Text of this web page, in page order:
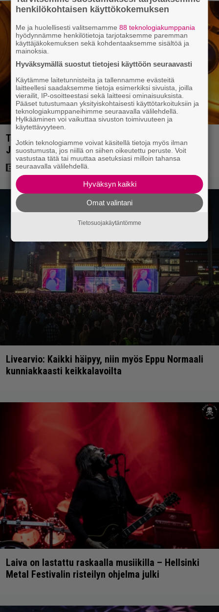
Tänään tv:ssä: Vuoden 2023 megaelokuva luottaa
Jason Stathamin karismaan
Livearvio: Kaikki häipyy, niin myös Eppu Normaali
kunniakkaasti keikkalavoilta
Laiva on lastattu raskaalla musiikilla – Hellsinki
Metal Festivalin risteilyn ohjelma julki
henkilökohtaisen käyttökokemuksen
Me ja huolellisesti valitsemamme88 teknologiakumppania
hyödynnämme henkilötietoja tarjotaksemme paremman
käyttäjäkokemuksen sekä kohdentaaksemme sisältöä ja
mainoksia.
Hyväksymällä suostut tietojesi käyttöön seuraavasti
Käytämme laitetunnisteita ja tallennamme evästeitä
laitteellesi saadaksemme tietoja esimerkiksi sivuista, joilla
vierailit, IP-osoitteestasi sekä laitteesi ominaisuuksista.
Pääset tutustumaan yksityiskohtaisesti käyttötarkoituksiin ja
teknologiakumppaneihimme seuraavalla välilehdellä.
Hylkääminen voi vaikuttaa sivuston toimivuuteen ja
käytettävyyteen.
Jotkin teknologiamme voivat käsitellä tietoja myös ilman
suostumusta, jos niillä on siihen oikeutettu peruste. Voit
vastustaa tätä tai muuttaa asetuksiasi milloin tahansa
seuraavalla välilehdellä.
Hyväksyn kaikki
Omat valintani
Tietosuojakäytäntömme